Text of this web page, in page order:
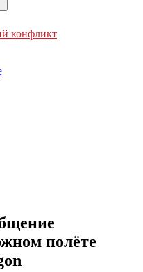
конфликт
полёте